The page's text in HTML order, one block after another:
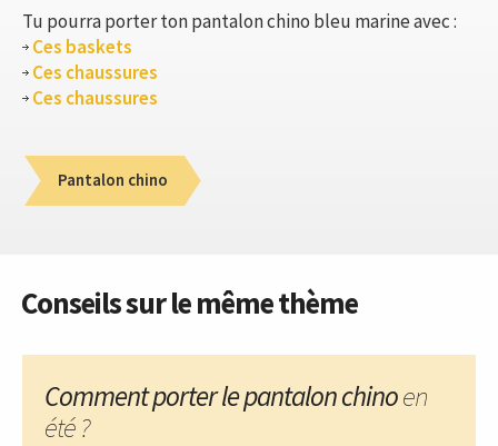
Tu pourra porter ton pantalon chino bleu marine avec :
Ces baskets
Ces chaussures
Ces chaussures
Pantalon chino
Conseils sur le même thème
Comment porter le pantalon chinoen
été ?